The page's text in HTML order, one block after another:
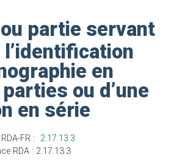
partie servant
l’identification
en
ou d’une
en série
FR : 2.17.13.3
RDA : 2.17.13.3